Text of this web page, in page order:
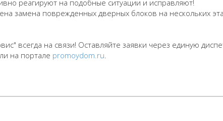
реагируют на подобные ситуации и исправляют!
замена поврежденных дверных блоков на нескольких
всегда на связи! Оставляйте заявки через единую
на портале promoydom.ru.